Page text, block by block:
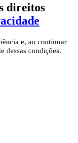
direitos
e, ao continuar
dessas condições.